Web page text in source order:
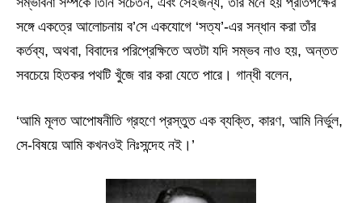
সঙ্গে একত্রে আলোচনায় ব’সে একযোগে ‘সত্য’-এর সন্ধান করা তাঁর
কর্তব্য, অথবা, বিবাদের পরিপ্রেক্ষিতে অতটা যদি সম্ভব নাও হয়, অন্তত
সবচেয়ে হিতকর পথটি খুঁজে বার করা যেতে পারে। গান্ধী বলেন,
‘আমি মূলত আপোষনীতি গ্রহণে প্রস্তুত এক ব্যক্তি, কারণ, আমি নির্ভুল,
সে-বিষয়ে আমি কখনওই নিঃসন্দেহ নই।’